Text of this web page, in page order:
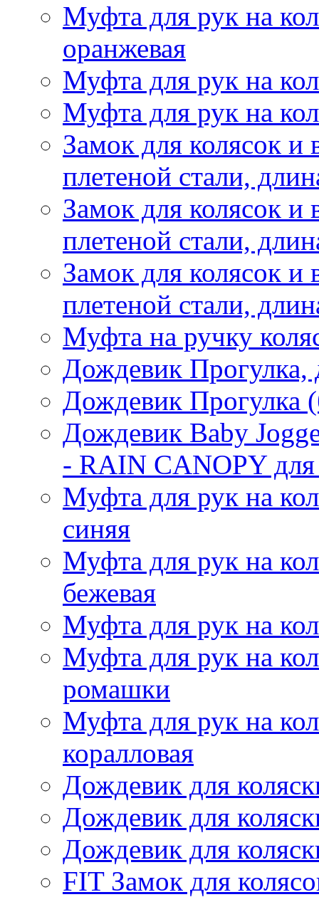
Муфта для рук на
оранжевая
Муфта для рук на
Муфта для рук на
Замок для колясок и
плетеной стали,
Замок для колясок и
плетеной стали,
Замок для колясок и
плетеной стали,
Муфта на ручку
Дождевик Прогулка,
Дождевик Прогулка
Дождевик Baby
- RAIN CANOPY
Муфта для рук на
синяя
Муфта для рук на
бежевая
Муфта для рук на
Муфта для рук на
ромашки
Муфта для рук на
коралловая
Дождевик для
Дождевик для
Дождевик для
FIT Замок для